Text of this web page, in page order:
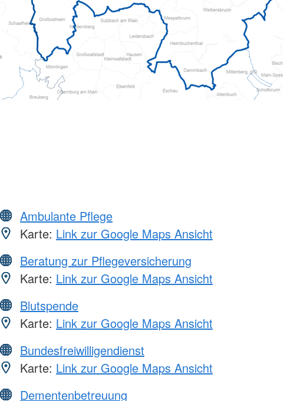
Ambulante Pflege
Karte: Link zur Google Maps Ansicht
Beratung zur Pflegeversicherung
Karte: Link zur Google Maps Ansicht
Blutspende
Karte: Link zur Google Maps Ansicht
Bundesfreiwilligendienst
Karte: Link zur Google Maps Ansicht
Dementenbetreuung